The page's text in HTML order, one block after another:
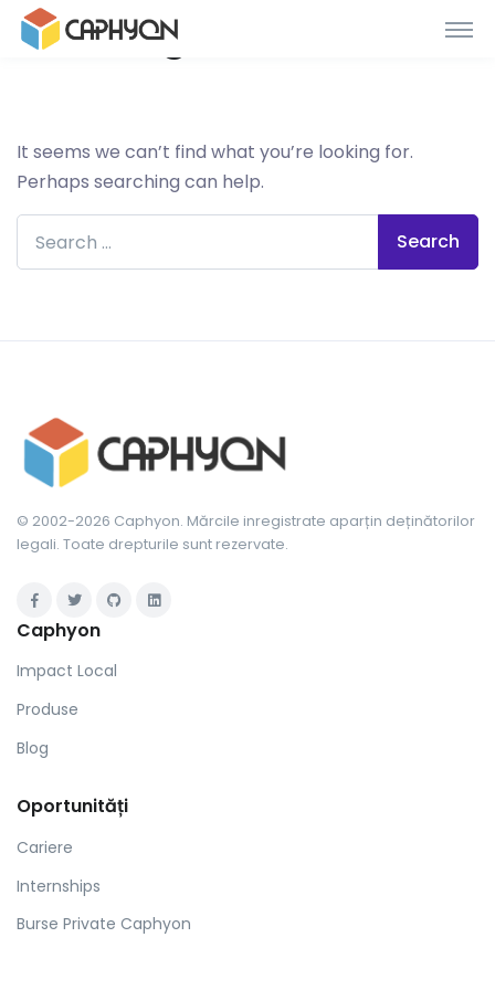
Nothing Found
It seems we can’t find what you’re looking for.
Perhaps searching can help.
Search for:
© 2002-2026 Caphyon. Mărcile inregistrate aparțin deținătorilor
legali. Toate drepturile sunt rezervate.
Caphyon
Impact Local
Produse
Blog
Oportunități
Cariere
Internships
Burse Private Caphyon